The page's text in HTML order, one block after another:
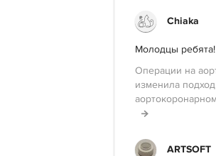
Chiaka
Молодцы
Операции на
изменила
ARTSOFT